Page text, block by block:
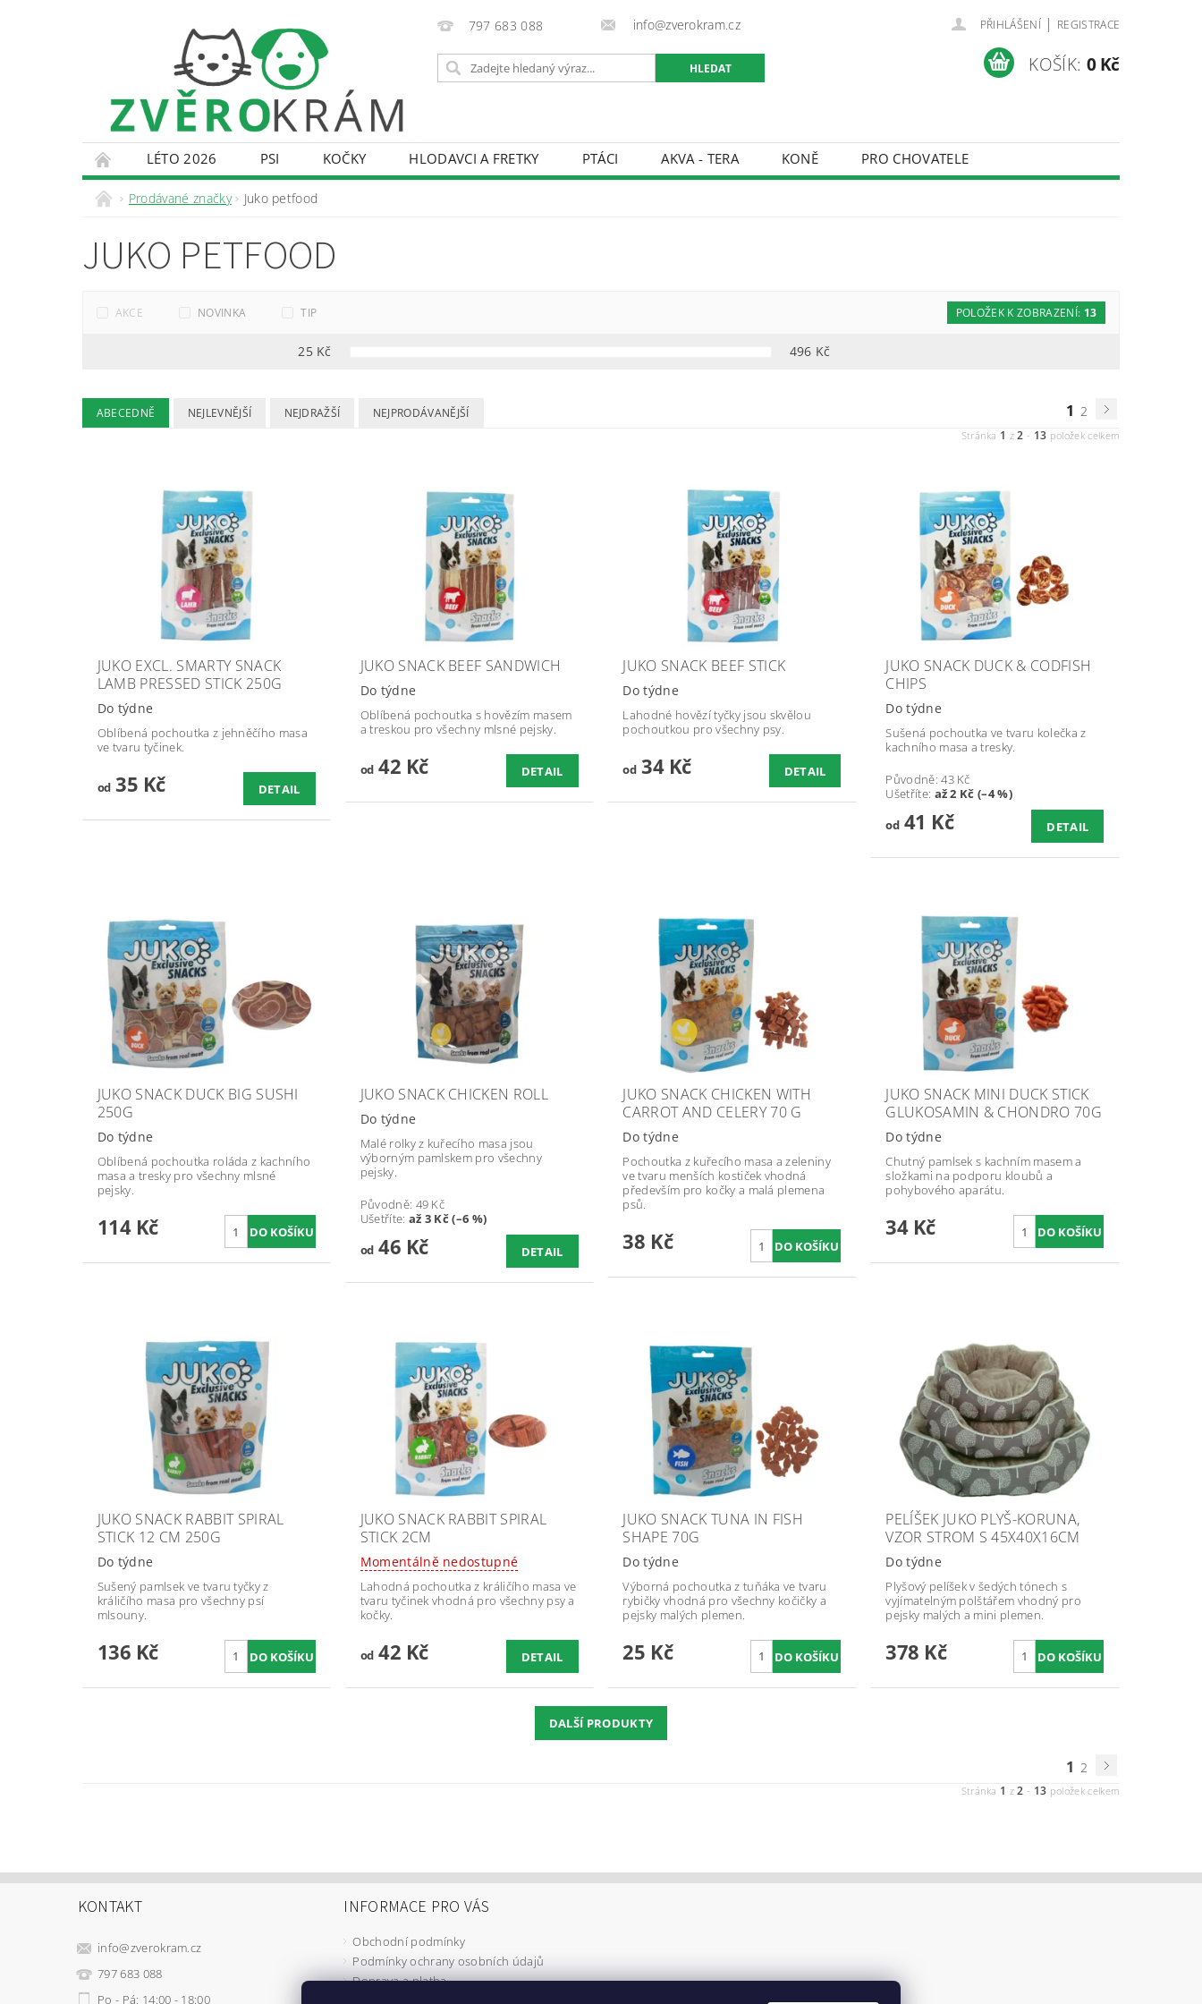
797 683 088 info@zverokram.cz PŘIHLÁŠENÍ | REGISTRACE
KOŠÍK: 0 Kč
LÉTO 2026 PSI KOČKY HLODAVCI A FRETKY PTÁCI AKVA - TERA KONĚ
PRO CHOVATELE
KONTAKTY
DOPRAVA A PLATBA
Prodávané značky Juko petfood
JUKO PETFOOD
AKCE NOVINKA TIP
25Kč 496 Kč
POLOŽEK K ZOBRAZENÍ: 13
ABECEDNĚ NEJLEVNĚJŠÍ NEJDRAŽŠÍ NEJPRODÁVANĚJŠÍ 1 2
Stránka 1 z2 - 13 položek celkem
JUKO EXCL. SMARTY SNACK
LAMB PRESSED STICK 250G
Do týdne
Oblíbená pochoutka z jehněčího masa
ve tvaru tyčinek.
od35 Kč DETAIL
JUKO SNACK BEEF SANDWICH
Do týdne
Oblíbená pochoutka s hovězím masem
a treskou pro všechny mlsné pejsky.
od42 Kč DETAIL
JUKO SNACK BEEF STICK
Do týdne
Lahodné hovězí tyčky jsou skvělou
pochoutkou pro všechny psy.
od34 Kč DETAIL
JUKO SNACK DUCK & CODFISH
CHIPS
Do týdne
Sušená pochoutka ve tvaru kolečka z
kachního masa a tresky.
Původně:43 Kč
Ušetříte: až 2 Kč (–4 %)
od41 Kč DETAIL
JUKO SNACK DUCK BIG SUSHI
250G
Do týdne
Oblíbená pochoutka roláda z kachního
masa a tresky pro všechny mlsné
pejsky.
114 Kč
JUKO SNACK CHICKEN ROLL
Do týdne
Malé rolky z kuřecího masa jsou
výborným pamlskem pro všechny
pejsky.
Původně: 49 Kč
Ušetříte: až 3 Kč (–6 %)
od46 Kč DETAIL
JUKO SNACK CHICKEN WITH
CARROT AND CELERY 70 G
Do týdne
Pochoutka z kuřecího masa a zeleniny
ve tvaru menších kostiček vhodná
především pro kočky a malá plemena
psů.
38 Kč
JUKO SNACK MINI DUCK STICK
GLUKOSAMIN & CHONDRO 70G
Do týdne
Chutný pamlsek s kachním masem a
složkami na podporu kloubů a
pohybového aparátu.
34 Kč
JUKO SNACK RABBIT SPIRAL
STICK 12 CM 250G
Do týdne
Sušený pamlsek ve tvaru tyčky z
králičího masa pro všechny psí
mlsouny.
136 Kč
JUKO SNACK RABBIT SPIRAL
STICK 2CM
Momentálně nedostupné
Lahodná pochoutka z králičího masa ve
tvaru tyčinek vhodná pro všechny psy a
kočky.
od42 Kč DETAIL
JUKO SNACK TUNA IN FISH
SHAPE 70G
Do týdne
Výborná pochoutka z tuňáka ve tvaru
rybičky vhodná pro všechny kočičky a
pejsky malých plemen.
25 Kč
PELÍŠEK JUKO PLYŠ-KORUNA,
VZOR STROM S 45X40X16CM
Do týdne
Plyšový pelíšek v šedých tónech s
vyjímatelným polštářem vhodný pro
pejsky malých a mini plemen.
378 Kč
DALŠÍ PRODUKTY
1 2
Stránka 1 z2 - 13 položek celkem
KONTAKT
info@zverokram.cz
797 683 088
Po - Pá: 14:00 - 18:00
INFORMACE PRO VÁS
Obchodní podmínky
Podmínky ochrany osobních údajů
Doprava a platba